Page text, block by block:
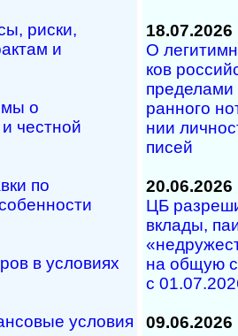
рис­ки,
и
о
чест­ной
по
в условиях
условия
18.07.2026
О
ков
ран­но­го
нии
писей
20.06.2026
ЦБ
вкла­ды,
на об­щую
с
09.06.2026